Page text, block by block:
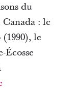
du
Canada : le
le
Écosse